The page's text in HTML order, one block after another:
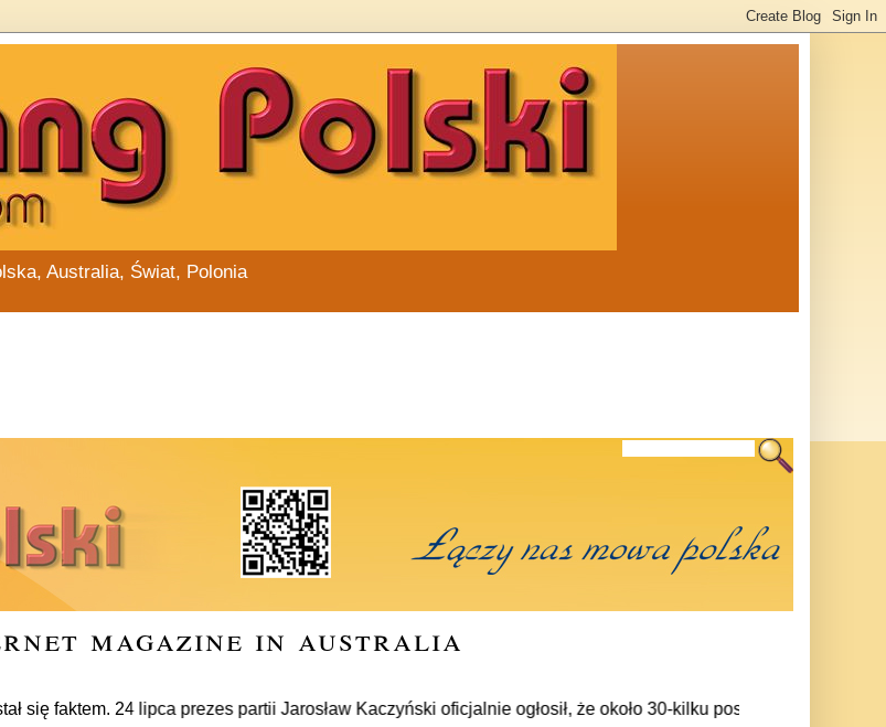
Australia, Świat, Polonia
magazine in australia
24 lipca prezes partii Jarosław Kaczyński oficjalnie ogłosił, że około 30-kilku posłów